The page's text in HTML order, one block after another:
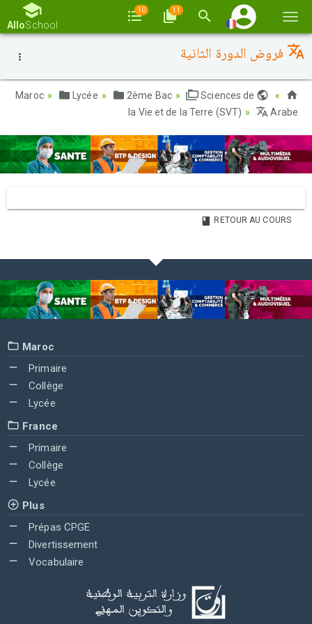
la
AlloSchool
10 11
فروض الدورة الثانية
Lycée 2ème Bac
Sciences de
la Vie et de la Terre (SVT)
Arabe
RETOUR AU COURS
Maroc
Primaire
Collège
Lycée
France
Primaire
Collège
Lycée
Plus
Prépas CPGE
Divertissement
Vocabulaire